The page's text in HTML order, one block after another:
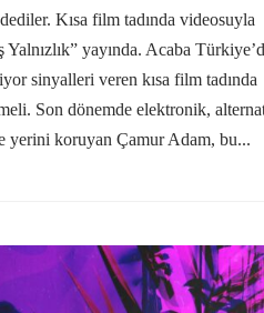
Kısa film tadında videosuyla
yayında. Acaba
sinyalleri veren kısa film tadında
Son dönemde elektronik,
yerini koruyan Çamur Adam, bu...